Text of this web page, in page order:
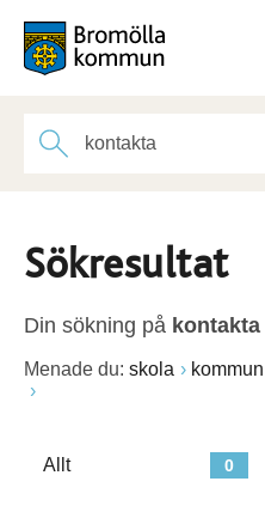
Sökresultat
Din sökning på kontakta
Menade du: skola kommun
0
Allt